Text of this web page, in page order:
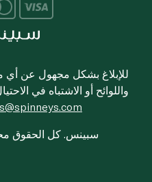
للإبلاغ بشكل مجهول عن أي
واللوائح أو الاشتباه في
© 2020-2026 سبينس. كل